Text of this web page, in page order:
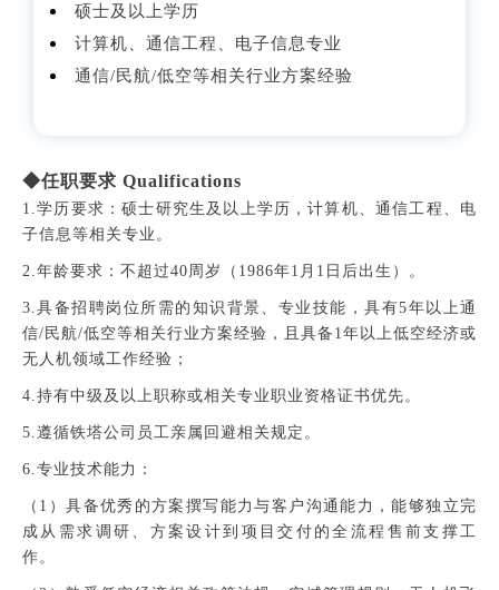
硕士及以上学历
计算机、通信工程、电子信息专业
通信/民航/低空等相关行业方案经验
◆任职要求 Qualifications
1.学历要求：硕士研究生及以上学历，计算机、通信工程、电
子信息等相关专业。
2.年龄要求：不超过40周岁（1986年1月1日后出生）。
3.具备招聘岗位所需的知识背景、专业技能，具有5年以上通
信/民航/低空等相关行业方案经验，且具备1年以上低空经济或
无人机领域工作经验；
4.持有中级及以上职称或相关专业职业资格证书优先。
5.遵循铁塔公司员工亲属回避相关规定。
6.专业技术能力：
（1）具备优秀的方案撰写能力与客户沟通能力，能够独立完
成从需求调研、方案设计到项目交付的全 流程售前支撑工
作。